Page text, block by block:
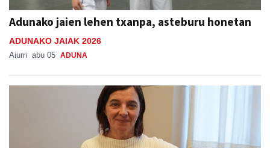
Adunako jaien lehen txanpa, asteburu honetan
ADUNAKO JAIAK 2026
Aiurri abu 05 ADUNA